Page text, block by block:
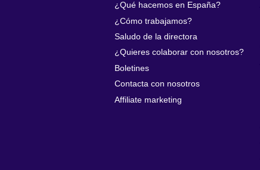
¿Qué hacemos en España?
¿Cómo trabajamos?
Saludo de la directora
¿Quieres colaborar con nosotros?
Boletines
Contacta con nosotros
Affiliate marketing